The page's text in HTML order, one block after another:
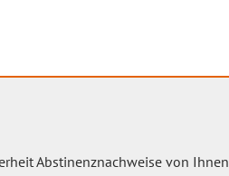
Abstinenznachweise von Ihnen